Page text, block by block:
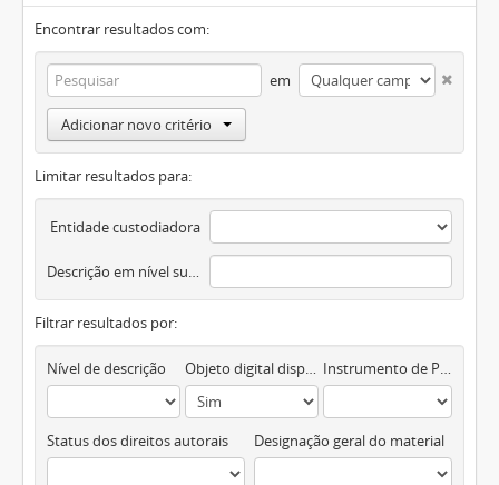
Encontrar resultados com:
em
Adicionar novo critério
Limitar resultados para:
Entidade custodiadora
Descrição em nível superior
Filtrar resultados por:
Nível de descrição Objeto digital disponível Instrumento de Pesquisa
Status dos direitos autorais Designação geral do material